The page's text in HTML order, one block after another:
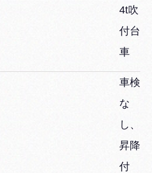
4t吹
付台
車
車検
な
し、
昇降
付